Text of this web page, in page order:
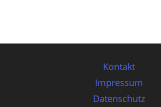
Kontakt
Impressum
Datenschutz